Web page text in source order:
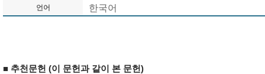
언어 한국어
■ 추천문헌 (이 문헌과 같이 본 문헌)